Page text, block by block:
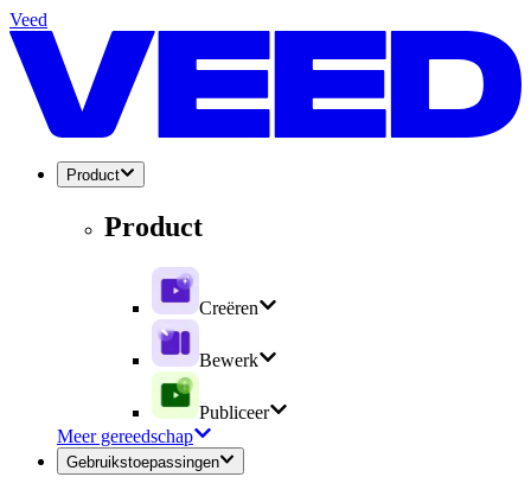
Veed
Product
Product
Creëren
Bewerk
Publiceer
Meer gereedschap
Gebruikstoepassingen